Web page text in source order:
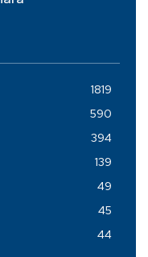
1819
590
394
139
49
45
44